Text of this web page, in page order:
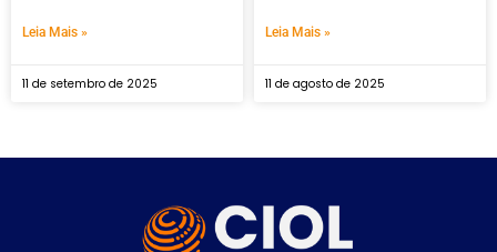
Leia Mais »
11 de setembro de 2025
Leia Mais »
11 de agosto de 2025